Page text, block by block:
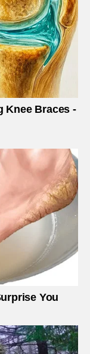
Knee Braces -
You